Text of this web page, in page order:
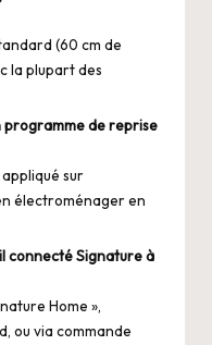
(60 cm de
la plupart des
de reprise
sur
électroménager en
connecté Signature à
Home »,
ou via commande